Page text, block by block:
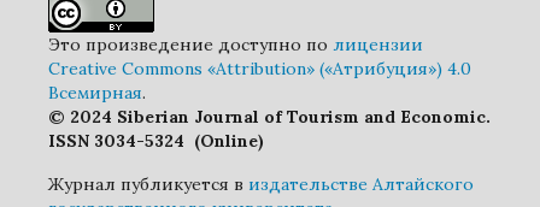
Это произведение доступно по лицензии
Creative Commons «Attribution» («Атрибуция») 4.0
Всемирная.
© 2024 Siberian Journal of Tourism and Economic.
ISSN 3034-5324 (Online)
Журнал публикуется в издательстве Алтайского